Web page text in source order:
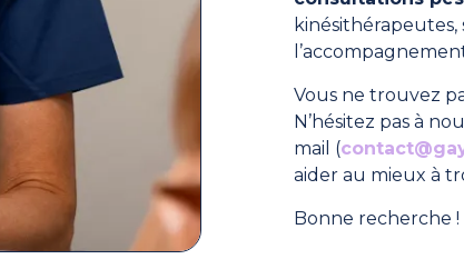
Vous ne trouvez
N’hésitez pas à
mail (
aider au mieux à
Bonne recherche !